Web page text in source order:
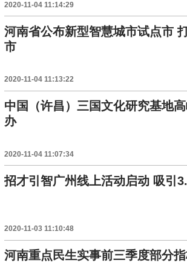
2020-11-04 11:14:29
河南省公布新型智慧城市试点市
市
2020-11-04 11:13:22
中国（许昌）三国文化研究基地
办
2020-11-04 11:07:34
招才引智广州线上活动启动 吸引
2020-11-03 11:10:48
河南重点民生实事前三季度部分